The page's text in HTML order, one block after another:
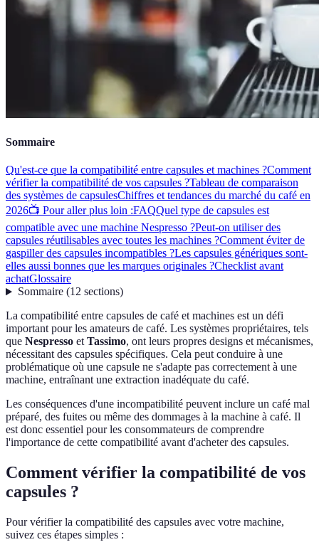
Sommaire
Qu'est-ce que la compatibilité entre capsules et machines ?Comment
vérifier la compatibilité de vos capsules ?Tableau de comparaison
des systèmes de capsulesChiffres et tendances du marché du café en
2026📺 Pour aller plus loin :FAQQuel type de capsules est
compatible avec une machine Nespresso ?Peut-on utiliser des
capsules réutilisables avec toutes les machines ?Comment éviter de
gaspiller des capsules incompatibles ?Les capsules génériques sont-
elles aussi bonnes que les marques originales ?Checklist avant
achatGlossaire
Sommaire(12 sections)
La compatibilité entre capsules de café et machines est un défi
important pour les amateurs de café. Les systèmes propriétaires, tels
que Nespresso etTassimo, ont leurs propres designs et mécanismes,
nécessitant des capsules spécifiques. Cela peut conduire à une
problématique où une capsule ne s'adapte pas correctement à une
machine, entraînant une extraction inadéquate du café.
Les conséquences d'une incompatibilité peuvent inclure un café mal
préparé, des fuites ou même des dommages à la machine à café. Il
est donc essentiel pour les consommateurs de comprendre
l'importance de cette compatibilité avant d'acheter des capsules.
Comment vérifier la compatibilité de vos
capsules ?
Pour vérifier la compatibilité des capsules avec votre machine,
suivez ces étapes simples :